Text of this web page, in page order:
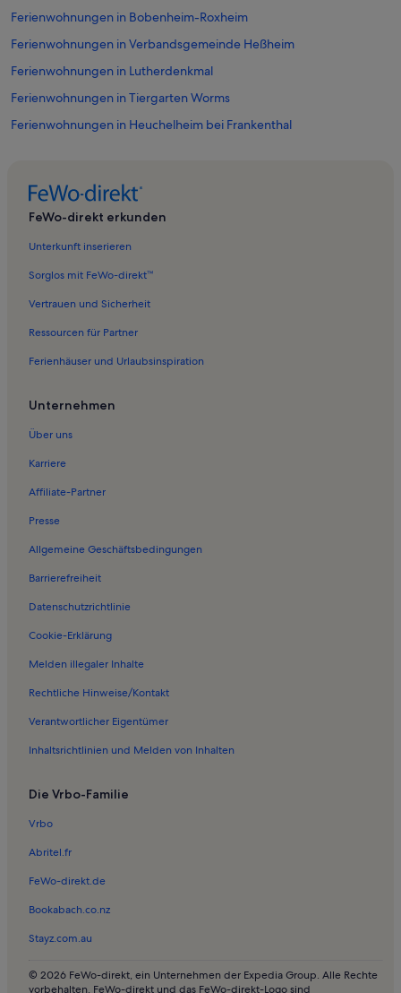
Ferienwohnungen in Bobenheim-Roxheim
Ferienwohnungen in Verbandsgemeinde Heßheim
Ferienwohnungen in Lutherdenkmal
Ferienwohnungen in Tiergarten Worms
Ferienwohnungen in Heuchelheim bei Frankenthal
Ferienwohnungen in Museum der Stadt Worms
Ferienwohnungen in Beindersheim
Ferienwohnungen in Jüdisches Museum
Ferienwohnungen in Worms
Ferienwohnungen in Nibelungenbrücke
Ferienwohnungen in Roxheim
Ferienwohnungen in Oppau
Ferienunterkünfte nahe Bobenheim-Roxheim Station
Ferienwohnungen in Ormsheimerhof
Ferienwohnungen in Dom St. Peter zu Worms
Ferienunterkünfte mit Pool in Bockenheim an der Weinstraße
Häuser in Freinsheim
Ferienwohnungen und Apartments in Freinsheim
Longstay in Verbandsgemeinde Heßheim
Hotels in Speyer
Häuser in Speyer
Haustierfreundliche Ferienunterkünfte in Speyer
Häuser in Speyer
Ferienunterkünfte mit Pool in Speyer
Ferienwohnungen und Apartments in Speyer
Longstay in Dreisen
FeWo-direkt erkunden
Unterkunft inserieren
Sorglos mit FeWo-direkt™
Vertrauen und Sicherheit
Ressourcen für Partner
Ferienhäuser und Urlaubsinspiration
Unternehmen
Über uns
Karriere
Affiliate-Partner
Presse
Allgemeine Geschäftsbedingungen
Barrierefreiheit
Datenschutzrichtlinie
Cookie-Erklärung
Melden illegaler Inhalte
Rechtliche Hinweise/Kontakt
Verantwortlicher Eigentümer
Inhaltsrichtlinien und Melden von Inhalten
Die Vrbo-Familie
Vrbo
Abritel.fr
FeWo-direkt.de
Bookabach.co.nz
Stayz.com.au
© 2026 FeWo-direkt, ein Unternehmen der Expedia Group. Alle Rechte
vorbehalten. FeWo-direkt und das FeWo-direkt-Logo sind